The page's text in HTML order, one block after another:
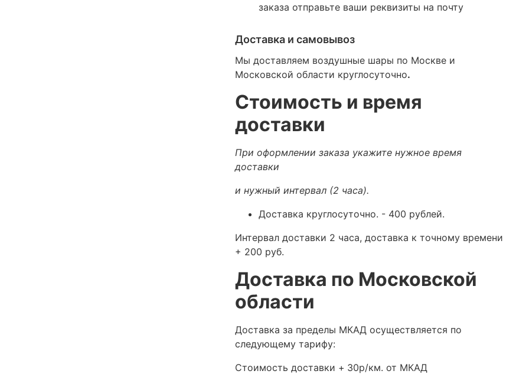
заказа отправьте ваши реквизиты на почту
Доставка и самовывоз
Мы доставляем воздушные шары по Москве и
Московской области круглосуточно.
Стоимость и время
доставки
При оформлении заказа укажите нужное время
доставки
и нужный интервал (2 часа).
Доставка круглосуточно. - 400 рублей.
Интервал доставки 2 часа, доставка к точному времени
+ 200 руб.
Доставка по Московской
области
Доставка за пределы МКАД осуществляется по
следующему тарифу:
Стоимость доставки + 30р/км. от МКАД